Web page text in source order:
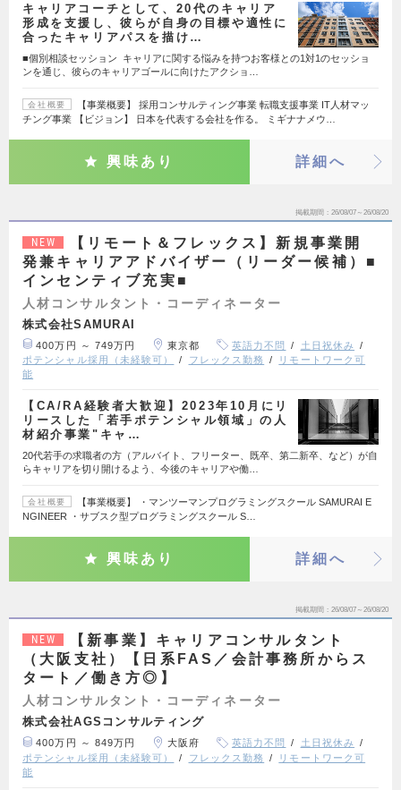
キャリアコーチとして、20代のキャリア
形成を支援し、彼らが自身の目標や適性に
合ったキャリアパスを描け…
■個別相談セッション キャリアに関する悩みを持つお客様との1対1のセッショ
ンを通じ、彼らのキャリアゴールに向けたアクショ…
会社概要
【事業概要】 採用コンサルティング事業 転職支援事業 IT人材マッ
チング事業 【ビジョン】 日本を代表する会社を作る。 ミギナナメウ…
興味あり 詳細へ
掲載期間 26/08/07～26/08/20
NEW
【リモート＆フレックス】新規事業開
発兼キャリアアドバイザー（リーダー候補）■
インセンティブ充実■
人材コンサルタント・コーディネーター
株式会社SAMURAI
400万円 ～ 749万円 東京都 英語力不問
土日祝休み
ポテンシャル採用（未経験可）
フレックス勤務
リモートワーク可
能
【CA/RA経験者大歓迎】2023年10月にリ
リースした「若手ポテンシャル領域」の人
材紹介事業"キャ…
20代若手の求職者の方（アルバイト、フリーター、既卒、第二新卒、など）が自
らキャリアを切り開けるよう、今後のキャリアや働…
会社概要
【事業概要】 ・マンツーマンプログラミングスクール SAMURAI E
NGINEER ・サブスク型プログラミングスクール S…
興味あり 詳細へ
掲載期間 26/08/07～26/08/20
NEW
【新事業】キャリアコンサルタント
（大阪支社）【日系FAS／会計事務所からス
タート／働き方◎】
人材コンサルタント・コーディネーター
株式会社AGSコンサルティング
400万円 ～ 849万円 大阪府 英語力不問
土日祝休み
ポテンシャル採用（未経験可）
フレックス勤務
リモートワーク可
能